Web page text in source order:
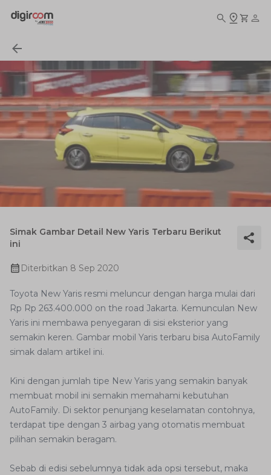
Simak Gambar Detail New Yaris Terbaru Berikut
ini
Diterbitkan 8 Sep 2020
Toyota New Yaris resmi meluncur dengan harga mulai dari
Rp Rp 263.400.000 on the road Jakarta. Kemunculan New
Yaris ini membawa penyegaran di sisi eksterior yang
semakin keren. Gambar mobil Yaris terbaru bisa AutoFamily
simak dalam artikel ini.
Kini dengan jumlah tipe New Yaris yang semakin banyak
membuat mobil ini semakin memahami kebutuhan
AutoFamily. Di sektor penunjang keselamatan contohnya,
terdapat tipe dengan 3 airbag yang otomatis membuat
pilihan semakin beragam.
Sebab di edisi sebelumnya tidak ada opsi tersebut, maka